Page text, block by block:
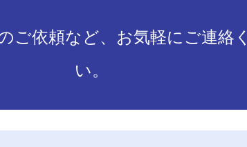
ご依頼など、お気軽にご連絡
い。